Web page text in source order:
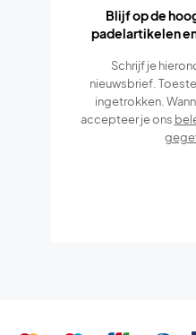
Blijf op de
padelartikelen
Schrijf je
nieuwsbrief.
ingetrokken.
accepteer je ons